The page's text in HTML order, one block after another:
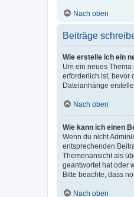
Nach oben
Beiträge
Wie erstelle ich ein
Um ein neues Thema
erforderlich ist, bevor
Dateianhänge
Nach oben
Wie kann ich einen
Wenn du nicht
entsprechenden
Themenansicht als
geantwortet hat oder
Bitte beachte, dass
Nach oben